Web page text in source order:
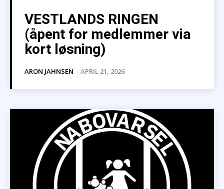
VESTLANDS RINGEN
(åpent for medlemmer via
kort løsning)
ARON JAHNSEN - APRIL 21, 2026